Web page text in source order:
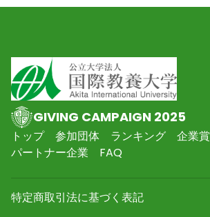
GIVING CAMPAIGN 2025
トップ 参加団体 ランキング
企業賞
パートナー企業
FAQ
特定商取引法に基づく表記